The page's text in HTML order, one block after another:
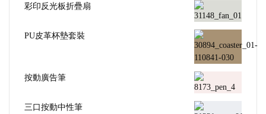
彩印反光板折疊扇
PU皮革杯墊套裝
按動廣告筆
三口按動中性筆